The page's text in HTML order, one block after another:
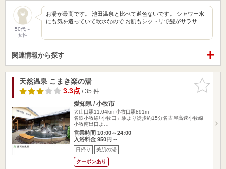
50代～
女性
お湯が最高です。 池田温泉と比べて遜色ないです。 シャワー水
にも気を遣っていて軟水なので お肌もシットリで髪がサラサ…
関連情報から探す
お気に入
りに追加
天然温泉 こまき楽の湯
3.3点/ 35 件
愛知県 / 小牧市
犬山口駅11.04km 小牧口駅891m
名鉄小牧線｢小牧口」駅より徒歩約15分名古屋高速小牧線
小牧南出口よ…
営業時間 10:00～24:00
入浴料金 950円～
日帰り 美肌の湯
クーポンあり